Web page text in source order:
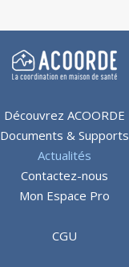
Découvrez ACOORDE
Documents & Supports
Actualités
Contactez-nous
Mon Espace Pro
CGU